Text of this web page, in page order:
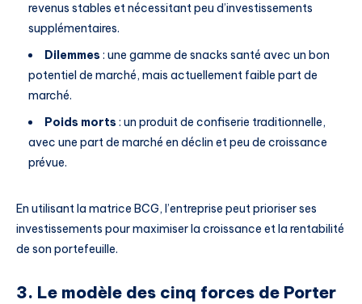
revenus stables et nécessitant peu d’investissements
supplémentaires.
Dilemmes : une gamme de snacks santé avec un bon
potentiel de marché, mais actuellement faible part de
marché.
Poids morts : un produit de confiserie traditionnelle,
avec une part de marché en déclin et peu de croissance
prévue.
En utilisant la matrice BCG, l’entreprise peut prioriser ses
investissements pour maximiser la croissance et la rentabilité
de son portefeuille.
3. Le modèle des cinq forces de Porter